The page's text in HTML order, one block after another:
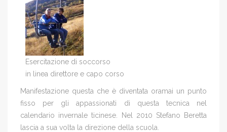
Esercitazione di soccorso
in linea direttore e capo corso
Manifestazione questa che è diventata oramai un punto
fisso per gli appassionati di questa tecnica nel
calendario invernale ticinese. Nel 2010 Stefano Beretta
lascia a sua volta la direzione della scuola.